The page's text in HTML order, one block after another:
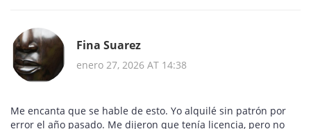
Fina Suarez
enero 27, 2026 AT 14:38
Me encanta que se hable de esto. Yo alquilé sin patrón por
error el año pasado. Me dijeron que tenía licencia, pero no